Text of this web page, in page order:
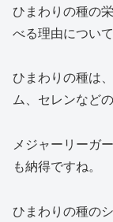
ひまわりの種の
べる理由につい
ひまわりの種は
ム、セレンなど
メジャーリーガ
も納得ですね。
ひまわりの種の